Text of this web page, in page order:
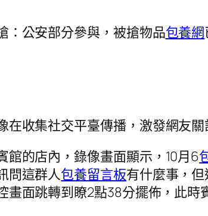
：公安部分參與，被搶物品包養網
在收集社交平臺傳播，激發網友
的店內，錄像畫面顯示，10月6
問這群人包養留言板有什麼事，
面跳轉到瞭2點38分擺佈，此時